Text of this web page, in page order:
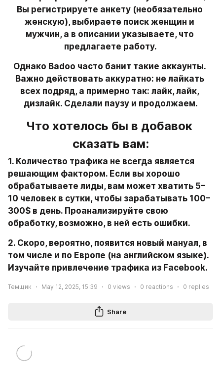
Вы регистрируете анкету (необязательно
женскую), выбираете поиск женщин и
мужчин, а в описании указываете, что
предлагаете работу.
Однако Badoo часто банит такие аккаунты.
Важно действовать аккуратно: не лайкать
всех подряд, а примерно так: лайк, лайк,
дизлайк. Сделали паузу и продолжаем.
Что хотелось бы в добавок
сказать вам:
1. Количество трафика не всегда является
решающим фактором. Если вы хорошо
обрабатываете лиды, вам может хватить 5–
10 человек в сутки, чтобы зарабатывать 100–
300$ в день. Проанализируйте свою
обработку, возможно, в ней есть ошибки.
2. Скоро, вероятно, появится новый мануал, в
том числе и по Европе (на английском языке).
Изучайте привлечение трафика из Facebook.
Темщик May 12, 2025, 15:39 0 views 0 reactions 0 replies
Share